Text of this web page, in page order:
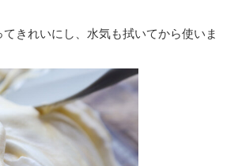
きれいにし、水気も拭いてから使いま